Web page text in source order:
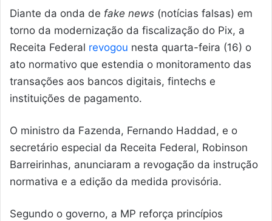
Diante da onda de fake news (notícias falsas) em
torno da modernização da fiscalização do Pix, a
Receita Federal revogou nesta quarta-feira (16) o
ato normativo que estendia o monitoramento das
transações aos bancos digitais, fintechs e
instituições de pagamento.
O ministro da Fazenda, Fernando Haddad, e o
secretário especial da Receita Federal, Robinson
Barreirinhas, anunciaram a revogação da instrução
normativa e a edição da medida provisória.
Segundo o governo, a MP reforça princípios